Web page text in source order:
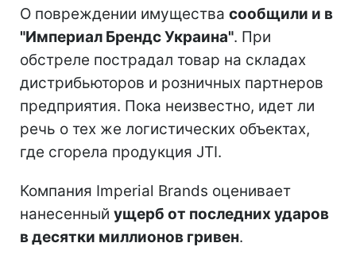
О повреждении имущества сообщили и в
"Империал Брендс Украина". При
обстреле пострадал товар на складах
дистрибьюторов и розничных партнеров
предприятия. Пока неизвестно, идет ли
речь о тех же логистических объектах,
где сгорела продукция JTI.
Компания Imperial Brands оценивает
нанесенный ущерб от последних ударов
в десятки миллионов гривен.